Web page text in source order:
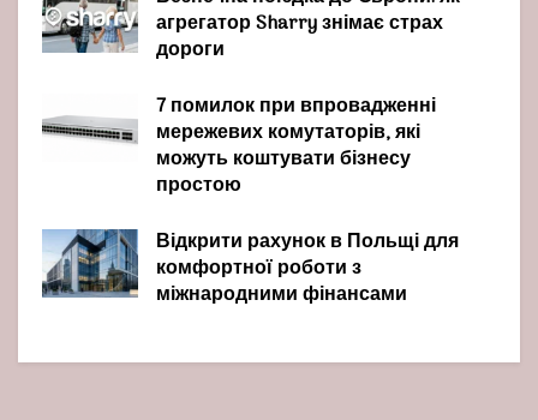
агрегатор Sharry знімає страх
дороги
7 помилок при впровадженні
мережевих комутаторів, які
можуть коштувати бізнесу
простою
Відкрити рахунок в Польщі для
комфортної роботи з
міжнародними фінансами